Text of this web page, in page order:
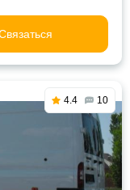
4.4 10